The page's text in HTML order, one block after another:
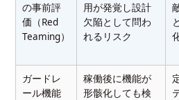
の事前評
価（Red
Teaming）
用が発覚し設計
欠陥として問わ
れるリスク
ガードレ
ール機能
稼働後に機能が
形骸化しても検